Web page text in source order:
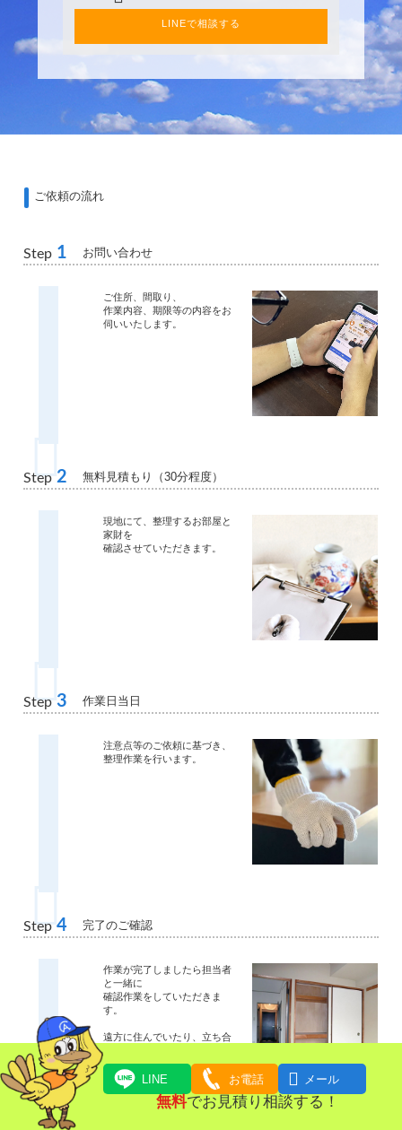
LINEで相談する
ご依頼の流れ
Step 1 お問い合わせ
ご住所、間取り、
作業内容、期限等の内容をお
伺いいたします。
Step 2 無料見積もり（30分程度）
現地にて、整理するお部屋と
家財を
確認させていただきます。
Step 3 作業日当日
注意点等のご依頼に基づき、
整理作業を行います。
Step 4 完了のご確認
作業が完了しましたら担当者
と一緒に
確認作業をしていただきま
す。
遠方に住んでいたり、立ち合
写真での確認作業も可能で
す。
LINE お電話  メール
無料でお見積り相談する！